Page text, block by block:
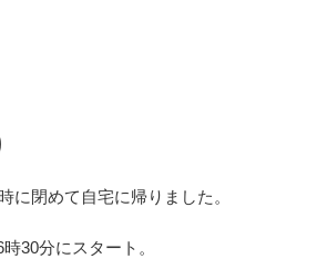
閉めて自宅に帰りました。
30分にスタート。